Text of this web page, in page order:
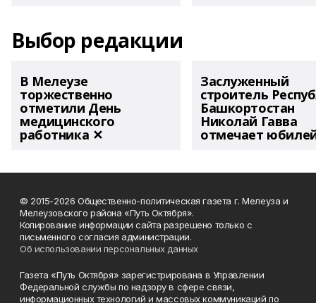
Выбор редакции
В Мелеузе
торжественно
отметили День
медицинского
работника ✕
Заслуженный
строитель
Башкортостан
Николай Гавва
отмечает
© 2015-2026 Общественно-политическая газета г. Мелеуза и
Мелеузовского района «Путь Октября».
Копирование информации сайта разрешено только с
письменного согласия администрации.
Об использовании персональных данных
Газета «Путь Октября» зарегистрирована в Управлении
Федеральной службы по надзору в сфере связи,
информационных технологий и массовых коммуникаций по